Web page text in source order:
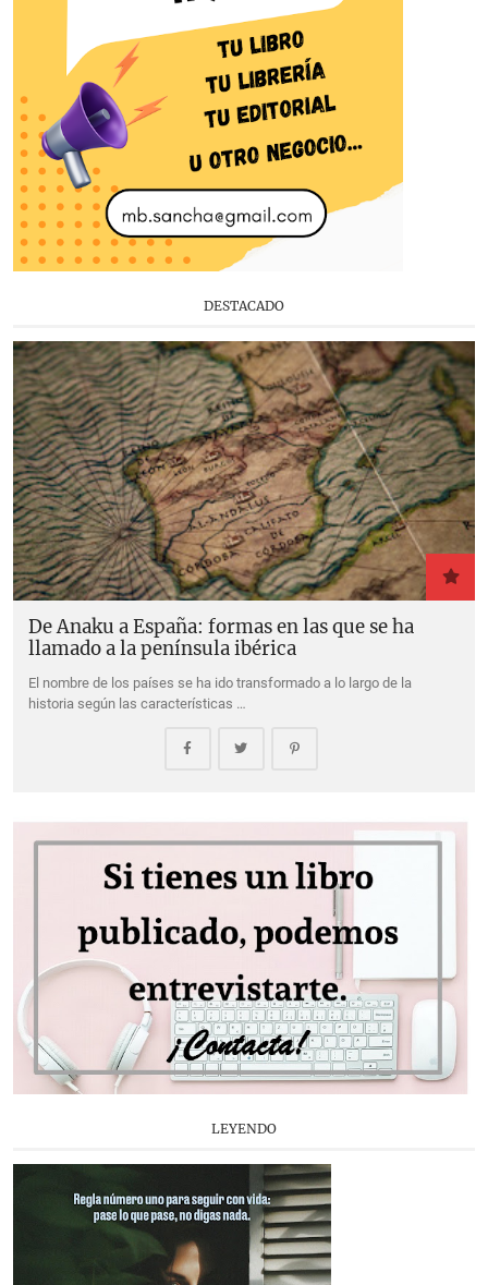
DESTACADO
De Anaku a España: formas en las que se ha
llamado a la península ibérica
El nombre de los países se ha ido transformado a lo largo de la
historia según las características …
LEYENDO